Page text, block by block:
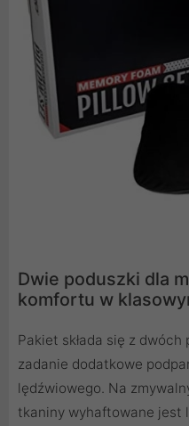
Dwie poduszki dla
komfortu w
Pakiet składa się z
zadanie dodatkowe
lędźwiowego. Na
tkaniny wyhaftowane jest